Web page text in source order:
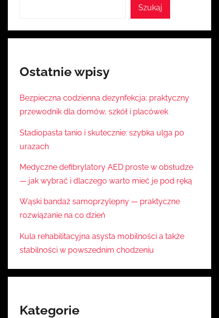
Szukaj
Ostatnie wpisy
Bezpieczna codzienna dezynfekcja: praktyczny
przewodnik dla domów, szkół i placówek
Stadiopasta tanio i skutecznie: szybka ulga po
urazach
Medyczne defibrylatory AED proste w obsłudze
— jak wybrać i dlaczego warto mieć je pod ręką
Wąski bandaż samoprzylepny — praktyczne
rozwiązanie na co dzień
Kula rehabilitacyjna asysta mobilności a także
stabilności w powszednim chodzeniu
Kategorie